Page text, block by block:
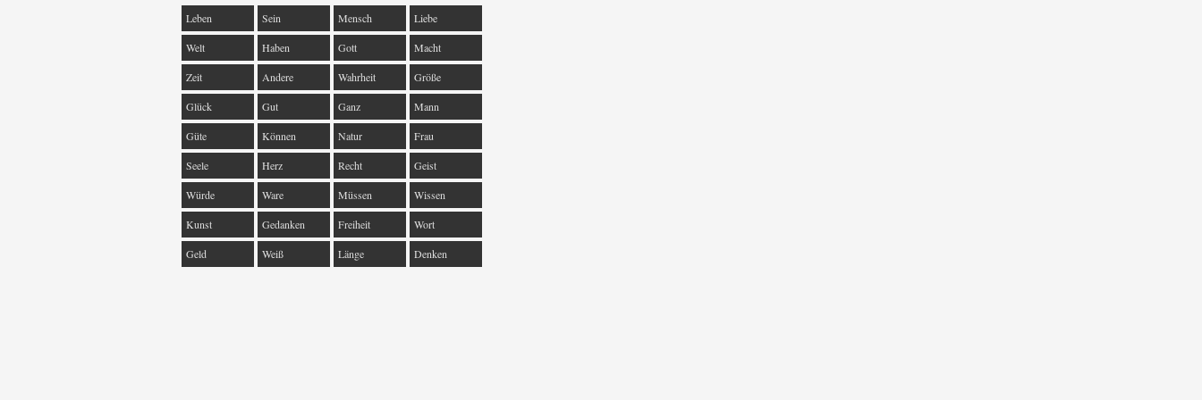
Leben Sein Mensch Liebe
Welt Haben Gott Macht
Zeit Andere Wahrheit Größe
Glück Gut Ganz Mann
Güte Können Natur Frau
Seele Herz Recht Geist
Würde Ware Müssen Wissen
Kunst Gedanken Freiheit Wort
Geld Weiß Länge Denken